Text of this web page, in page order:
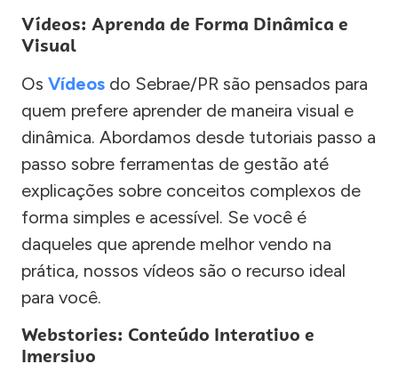
Vídeos: Aprenda de Forma Dinâmica e
Visual
Os Vídeos do Sebrae/PR são pensados para
quem prefere aprender de maneira visual e
dinâmica. Abordamos desde tutoriais passo a
passo sobre ferramentas de gestão até
explicações sobre conceitos complexos de
forma simples e acessível. Se você é
daqueles que aprende melhor vendo na
prática, nossos vídeos são o recurso ideal
para você.
Webstories: Conteúdo Interativo e
Imersivo